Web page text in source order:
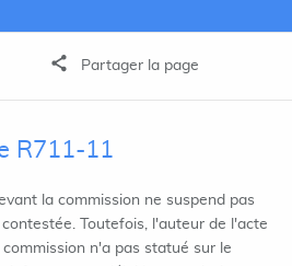
Partager la page
R711-11
la commission ne suspend pas
Toutefois, l'auteur de l'acte
n'a pas statué sur le